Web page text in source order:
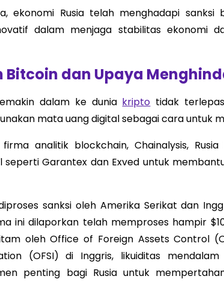
ekonomi Rusia telah menghadapi
dalam menjaga stabilitas ekonomi
dan Upaya
dalam ke dunia kripto tidak
mata uang digital sebagai cara untuk
analitik blockchain, Chainalysis,
Garantex dan Exved untuk
sanksi oleh Amerika Serikat dan
ini dilaporkan telah memproses hampir
oleh Office of Foreign Assets Control
(OFSI) di Inggris, likuiditas
penting bagi Rusia untuk